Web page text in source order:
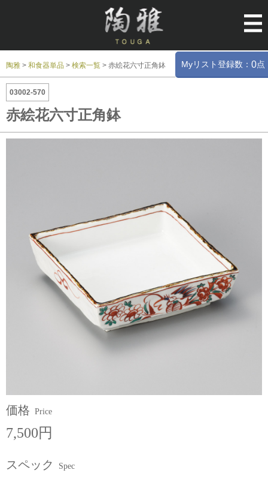
Myリスト登録数： 0点
陶雅 > 和食器単品 > 検索一覧 > 赤絵花六寸正角鉢
03002-570
赤絵花六寸正角鉢
価格 Price
7,500円
スペック Spec